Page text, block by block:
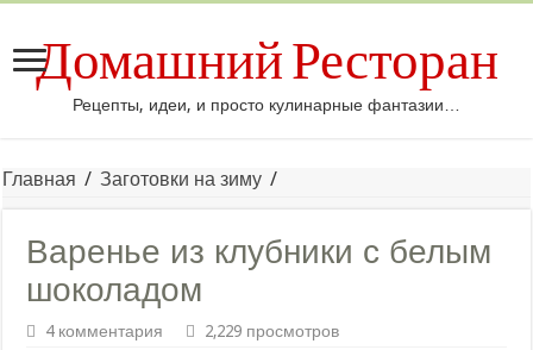
Домашний Ресторан
Рецепты, идеи, и просто кулинарные фантазии…
Главная / Заготовки на зиму /
Варенье из клубники с белым
шоколадом
4 комментария 2,229 просмотров